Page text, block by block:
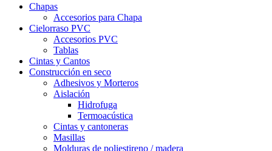
Chapas
Accesorios para Chapa
Cielorraso PVC
Accesorios PVC
Tablas
Cintas y Cantos
Construcción en seco
Adhesivos y Morteros
Aislación
Hidrofuga
Termoacústica
Cintas y cantoneras
Masillas
Molduras de poliestireno / madera